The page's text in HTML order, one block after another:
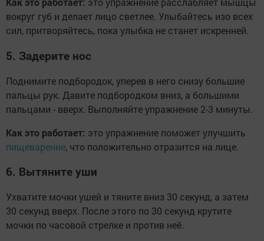
вокруг губ и делает лицо светлее. Улыбайтесь изо всех
сил, притворяйтесь, пока улыбка не станет искренней.
5. Задерите нос
Поднимите подбородок, уперев в него снизу большие
пальцы рук. Давите подбородком вниз, а большими
пальцами - вверх. Выполняйте упражнение 2-3 минуты.
Как это работает: это упражнение поможет улучшить
пищеварение, что положительно отразится на лице.
6. Вытяните уши
Ухватите мочки ушей и тяните вниз 30 секунд, а затем
30 секунд вверх. После этого по 30 секунд крутите
мочки по часовой стрелке и против неё.